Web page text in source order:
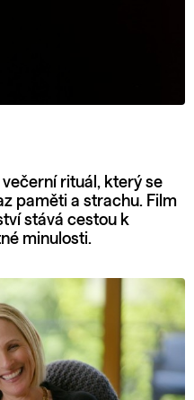
rituál, který se
paměti a strachu. Film
stává cestou k
minulosti.